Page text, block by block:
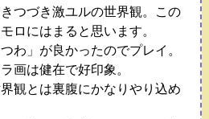
つづき激ユルの世界観。この
ロにはまると思います。
わ」が良かったのでプレイ。
画は健在で好印象。
観とは裏腹にかなりやり込め